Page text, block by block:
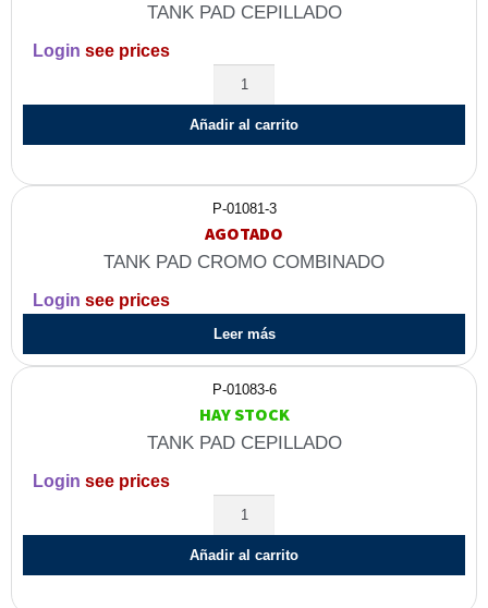
TANK PAD CEPILLADO
Login see prices
Añadir al carrito
P-01081-3
AGOTADO
TANK PAD CROMO COMBINADO
Login see prices
Leer más
P-01083-6
HAY STOCK
TANK PAD CEPILLADO
Login see prices
Añadir al carrito